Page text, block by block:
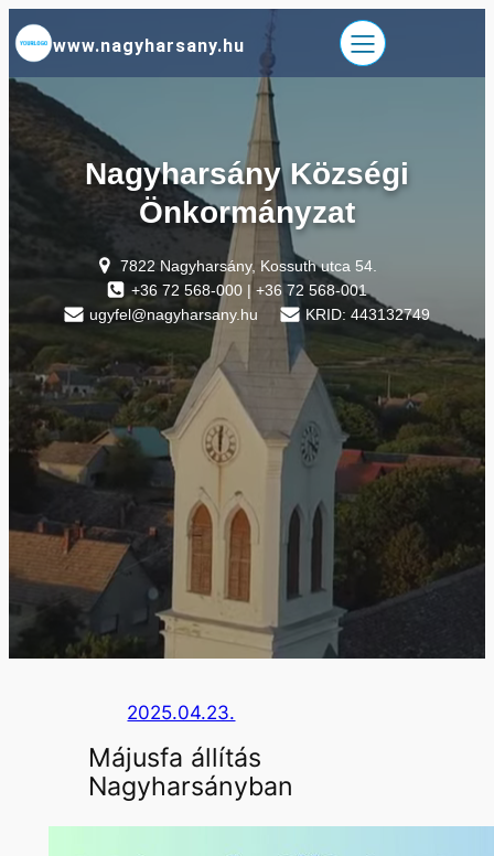
Ugrás
a
tartalomhoz
www.nagyharsany.hu
Nagyharsány Községi
Önkormányzat
7822 Nagyharsány, Kossuth utca 54.
+36 72 568-000 | +36 72 568-001
ugyfel@nagyharsany.hu
KRID: 443132749
2025.04.23.
Májusfa állítás
Nagyharsányban